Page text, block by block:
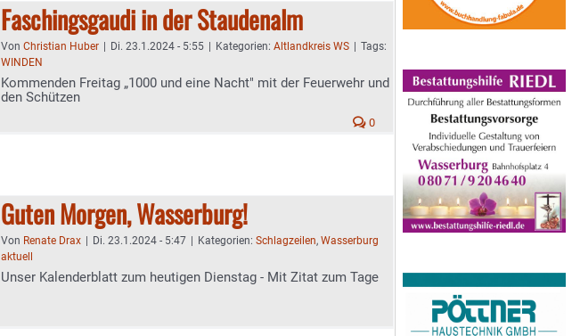
Faschingsgaudi in der Staudenalm
Von Christian Huber Di. 23.1.2024 - 5:55 Kategorien: Altlandkreis WS
Tags:
WINDEN
Kommenden Freitag „1000 und eine Nacht" mit der Feuerwehr und
den Schützen
0
Guten Morgen, Wasserburg!
Von Renate Drax Di. 23.1.2024 - 5:47 Kategorien: Schlagzeilen, Wasserburg
aktuell
Unser Kalenderblatt zum heutigen Dienstag - Mit Zitat zum Tage